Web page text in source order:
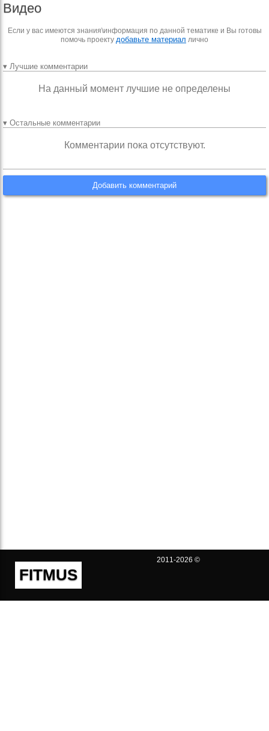
Видео
Если у вас имеются знания\информация по данной тематике и Вы готовы
помочь проекту добавьте материал лично
▾ Лучшие комментарии
На данный момент лучшие не определены
▾ Остальные комментарии
Комментарии пока отсутствуют.
Добавить комментарий
FITMUS
2011-2026 ©